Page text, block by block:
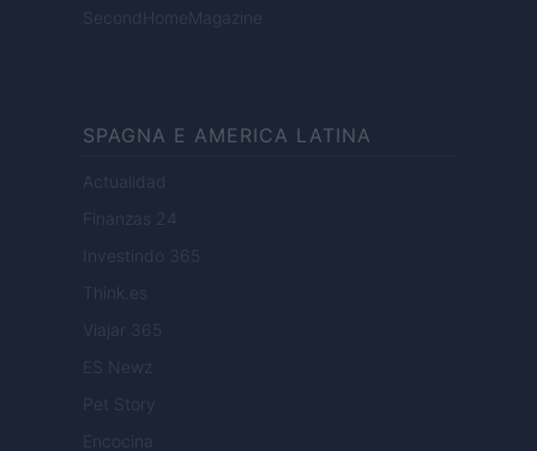
SecondHomeMagazine
SPAGNA E AMERICA LATINA
Actualidad
Finanzas 24
Investindo 365
Think.es
Viajar 365
ES Newz
Pet Story
Encocina